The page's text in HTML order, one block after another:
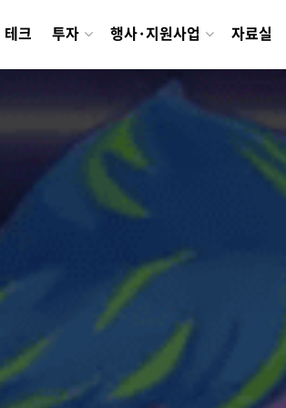
테크 투자 행사·지원사업 자료실